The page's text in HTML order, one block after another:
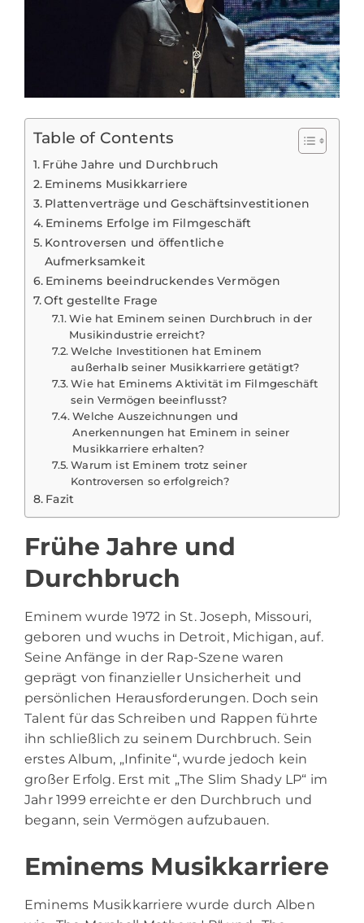
Table of Contents
Frühe Jahre und Durchbruch
Eminems Musikkarriere
Plattenverträge und Geschäftsinvestitionen
Eminems Erfolge im Filmgeschäft
Kontroversen und öffentliche
Aufmerksamkeit
Eminems beeindruckendes Vermögen
Oft gestellte Frage
Wie hat Eminem seinen Durchbruch in der
Musikindustrie erreicht?
Welche Investitionen hat Eminem
außerhalb seiner Musikkarriere getätigt?
Wie hat Eminems Aktivität im Filmgeschäft
sein Vermögen beeinflusst?
Welche Auszeichnungen und
Anerkennungen hat Eminem in seiner
Musikkarriere erhalten?
Warum ist Eminem trotz seiner
Kontroversen so erfolgreich?
Fazit
Frühe Jahre und
Durchbruch
Eminem wurde 1972 in St. Joseph, Missouri,
geboren und wuchs in Detroit, Michigan, auf.
Seine Anfänge in der Rap-Szene waren
geprägt von finanzieller Unsicherheit und
persönlichen Herausforderungen. Doch sein
Talent für das Schreiben und Rappen führte
ihn schließlich zu seinem Durchbruch. Sein
erstes Album, „Infinite“, wurde jedoch kein
großer Erfolg. Erst mit „The Slim Shady LP“ im
Jahr 1999 erreichte er den Durchbruch und
begann, sein Vermögen aufzubauen.
Eminems Musikkarriere
Eminems Musikkarriere wurde durch Alben